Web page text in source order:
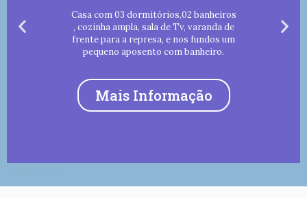
Casa com 03 dormitórios,02 banheiros
, cozinha ampla, sala de Tv, varanda de
frente para a represa, e nos fundos um
pequeno aposento com banheiro.
Mais Informação